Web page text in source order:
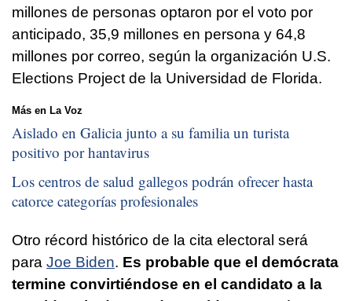
millones de personas optaron por el voto por
anticipado, 35,9 millones en persona y 64,8
millones por correo, según la organización U.S.
Elections Project de la Universidad de Florida.
Más en La Voz
Aislado en Galicia junto a su familia un turista
positivo por hantavirus
Los centros de salud gallegos podrán ofrecer hasta
catorce categorías profesionales
Otro récord histórico de la cita electoral será
para Joe Biden. Es probable que el demócrata
termine convirtiéndose en el candidato a la